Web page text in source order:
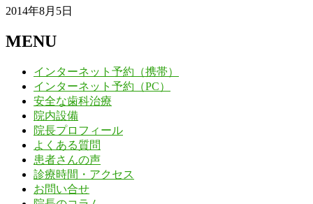
2014年8月5日
MENU
インターネット予約（携帯）
インターネット予約（PC）
安全な歯科治療
院内設備
院長プロフィール
よくある質問
患者さんの声
診療時間・アクセス
お問い合せ